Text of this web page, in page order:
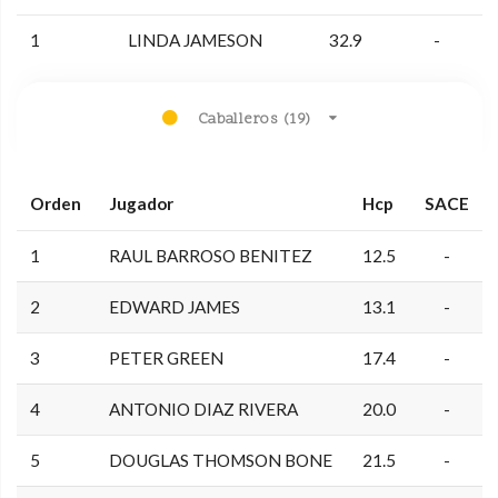
1 LINDA JAMESON 32.9 -
Caballeros (19)
Orden Jugador Hcp SACE
1 RAUL BARROSO BENITEZ 12.5 -
2 EDWARD JAMES 13.1 -
3 PETER GREEN 17.4 -
4 ANTONIO DIAZ RIVERA 20.0 -
5 DOUGLAS THOMSON BONE 21.5 -